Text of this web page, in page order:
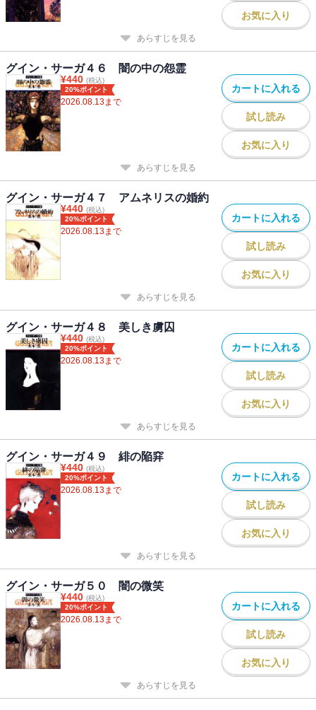
お気に入り
あらすじを見る
グイン・サーガ４６ 闇の中の怨霊
¥440 (税込)
20%ポイント
2026.08.13まで
カートに入れる
試し読み
お気に入り
あらすじを見る
グイン・サーガ４７ アムネリスの婚約
¥440 (税込)
20%ポイント
2026.08.13まで
カートに入れる
試し読み
お気に入り
あらすじを見る
グイン・サーガ４８ 美しき虜囚
¥440 (税込)
20%ポイント
2026.08.13まで
カートに入れる
試し読み
お気に入り
あらすじを見る
グイン・サーガ４９ 緋の陥穽
¥440 (税込)
20%ポイント
2026.08.13まで
カートに入れる
試し読み
お気に入り
あらすじを見る
グイン・サーガ５０ 闇の微笑
¥440 (税込)
20%ポイント
2026.08.13まで
カートに入れる
試し読み
お気に入り
あらすじを見る